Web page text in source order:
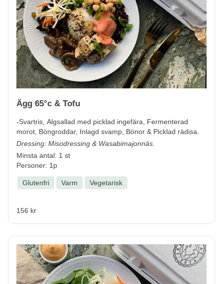
Ägg 65°c & Tofu
-Svartris, Algsallad med picklad ingefära, Fermenterad
morot, Böngroddar, Inlagd svamp, Bönor & Picklad rädisa.
Dressing: Misodressing & Wasabimajonnäs.
Minsta antal: 1 st
Personer: 1p
Glutenfri Varm Vegetarisk
156 kr